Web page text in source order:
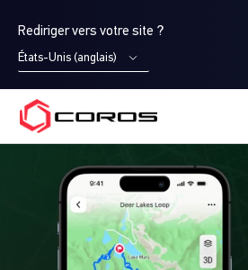
Rediriger vers votre site ?
États-Unis (anglais)
COROS FR